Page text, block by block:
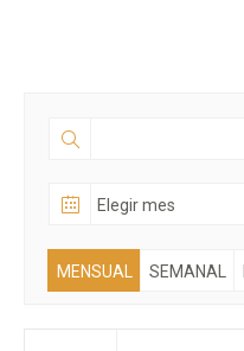
MENSUAL SEMANAL